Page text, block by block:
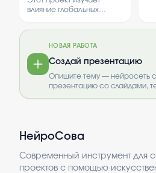
русской культуры.
климата в Кузбассе
влияние глобальных
климатические условия в
Рассматриваются
причины и последствия
таких изменений.
НОВАЯ РАБОТА
Создай презентацию
Опишите тему — нейросеть
презентацию со слайдами,
НейроСова
Современный инструмент для
проектов с помощью